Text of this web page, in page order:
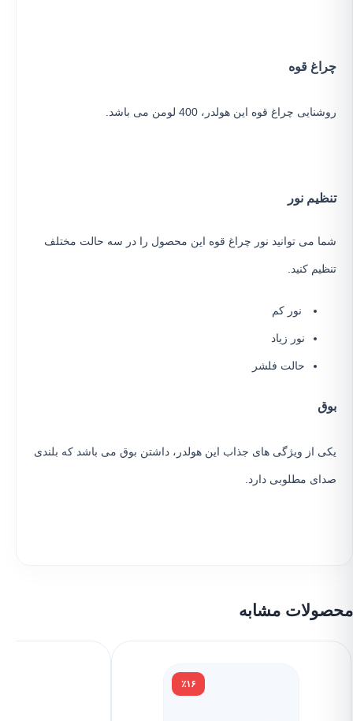
چراغ قوه
روشنایی چراغ قوه این هولدر، 400 لومن می باشد.
تنظیم نور
شما می توانید نور چراغ قوه این محصول را در سه حالت مختلف
تنظیم کنید.
نور کم
نور زیاد
حالت فلشر
بوق
یکی از ویژگی های جذاب این هولدر، داشتن بوق می باشد که بلندی
صدای مطلوبی دارد.
محصولات مشابه
٪۱۶